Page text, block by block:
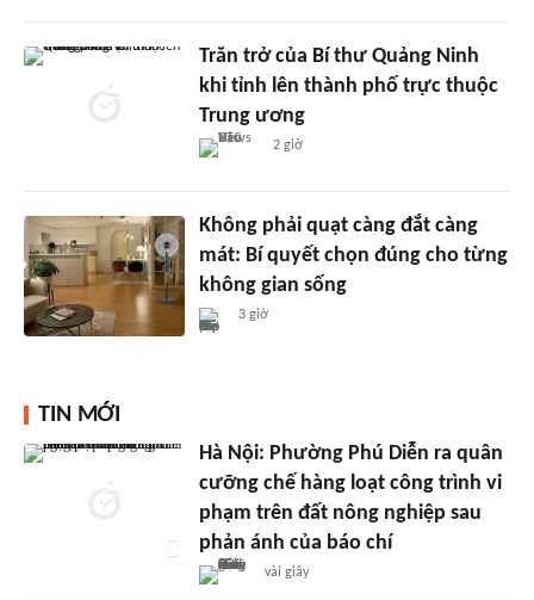
Trăn trở của Bí thư Quảng Ninh
khi tỉnh lên thành phố trực thuộc
Trung ương
2 giờ
Không phải quạt càng đắt càng
mát: Bí quyết chọn đúng cho từng
không gian sống
3 giờ
TIN MỚI
Hà Nội: Phường Phú Diễn ra quân
cưỡng chế hàng loạt công trình vi
phạm trên đất nông nghiệp sau
phản ánh của báo chí
vài giây